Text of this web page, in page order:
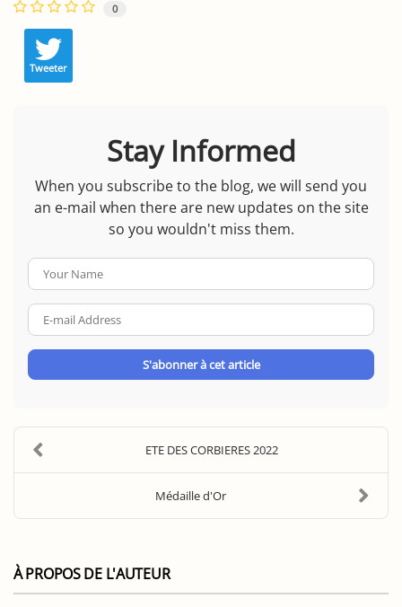
0
Tweeter
Stay Informed
When you subscribe to the blog, we will send you
an e-mail when there are new updates on the site
so you wouldn't miss them.
Name
mail
Address
S'abonner à cet article
ETE DES CORBIERES 2022
Médaille d'Or
À PROPOS DE L'AUTEUR